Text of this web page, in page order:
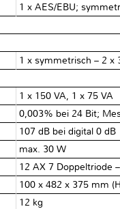
1 x AES/EBU;
1 x symmetrisch – 2 x
1 x 150 VA, 1 x 75 VA
0,003% bei 24 Bit;
107 dB bei digital 0 dB
max. 30 W
12 AX 7 Doppeltriode
100 x 482 x 375 mm
12 kg